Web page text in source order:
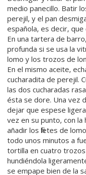
medio panecillo. Batir
perejil, y el pan
española, es decir,
En una tartera de
profunda si se usa la
lomo y los trozos de
En el mismo aceite,
cucharadita de perejil.
las dos cucharadas
ésta se dore. Una vez
dejar que espese
vez en su punto, con
añadir los filetes de
todo unos minutos a
tortilla en cuatro
hundiéndola
se empape bien de la